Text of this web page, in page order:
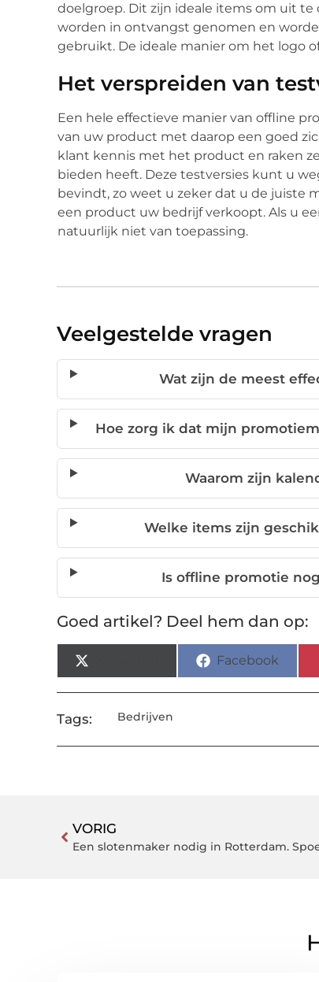
doelgroep. Dit zijn ideale items om uit
worden in ontvangst genomen en
gebruikt. De ideale manier om het logo
Het verspreiden van
Een hele effectieve manier van offline
van uw product met daarop een goed
klant kennis met het product en raken
bieden heeft. Deze testversies kunt u
bevindt, zo weet u zeker dat u de juiste
een product uw bedrijf verkoopt. Als u
natuurlijk niet van toepassing.
Veelgestelde vragen
Wat zijn de meest
Hoe zorg ik dat mijn
Waarom zijn
Welke items zijn
Is offline promotie
Goed artikel? Deel hem dan op:
Facebook
Tags: Bedrijven
VORIG